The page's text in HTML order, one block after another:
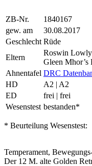
ZB-Nr.
1840167
gew. am
30.08.2017
Geschlecht Rüde
Eltern
Roswin
Gleen Mhor’s
Ahnentafel DRC
HD
A2 | A2
ED
frei | frei
Wesenstest bestanden*
* Beurteilung Wesenstest:
Temperament,
Der 12 M. alte Golden